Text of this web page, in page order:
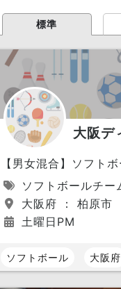
標準
大阪デ
【男女混合】ソフト
ソフトボールチー
大阪府 ： 柏原市
土曜日PM
ソフトボール 大阪府